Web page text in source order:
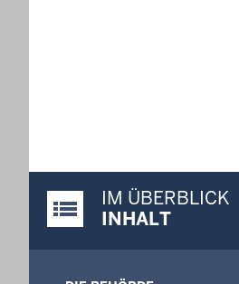
Justiz-Portal im Überblick:
IM ÜBERBLICK
INHALT